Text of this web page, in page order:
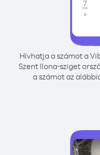
Hívhatja a számot a
Szent Ilona-sziget
a számot az